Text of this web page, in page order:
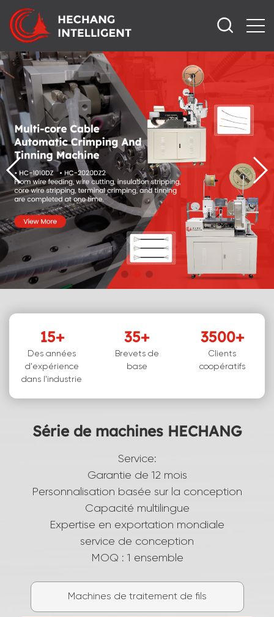
15+
Des années
d'expérience
dans l'industrie
35+
Brevets de
base
3500+
Clients
coopératifs
Série de machines HECHANG
Service:
Garantie de 12 mois
Personnalisation basée sur la conception
Capacité multilingue
Expertise en exportation mondiale
service de conception
MOQ : 1 ensemble
Machines de traitement de fils